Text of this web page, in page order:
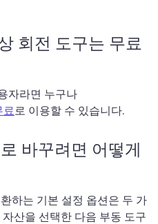
회전 도구는 무료
자라면 누구나
료 로 이용할 수 있습니다.
바꾸려면 어떻게
하는 기본 설정 옵션은 두 가
산을 선택한 다음 부동 도구